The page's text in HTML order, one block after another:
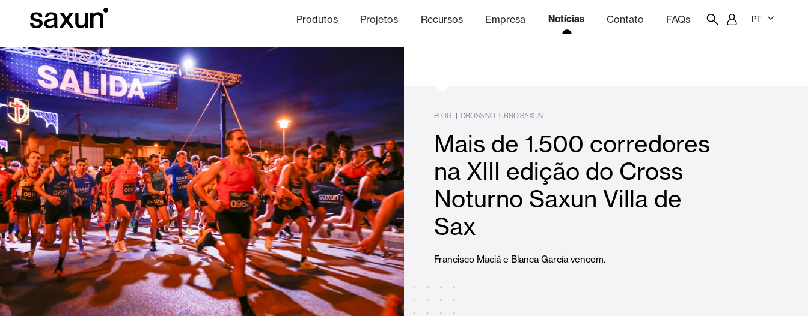
Produtos
Persianas Enroláveis e Caixas Pérgulas
Cortinas de Vidro Alicantinas e Cortinas exteriores Toldos
Projetos
Hotéis, restaurantes e cafés Escritórios Famílias
Recursos
Baixar Informação técnica Acabamentos
Empresa
Sobre nós Canal Ético
Notícias Contato FAQs PT
BLOG | CROSS NOTURNO SAXUN
Mais de 1.500 corredores
na XIII edição do Cross
Noturno Saxun Villa de
Sax
Francisco Maciá e Blanca García vencem.